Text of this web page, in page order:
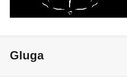
Gluga